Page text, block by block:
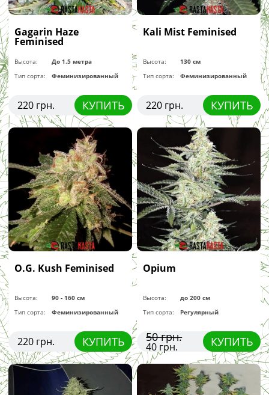
Gagarin Haze
Feminised
Высота:
До 1.5 метра
Тип сорта:
Феминизированный
220 грн. КУПИТЬ
Kali Mist Feminised
Высота:
130 см
Тип сорта:
Феминизированный
220 грн. КУПИТЬ
O.G. Kush Feminised
Высота:
90 - 160 см
Тип сорта:
Феминизированный
220 грн. КУПИТЬ
Opium
Высота:
до 200 см
Тип сорта:
Регулярный
40 грн.
50 грн. КУПИТЬ